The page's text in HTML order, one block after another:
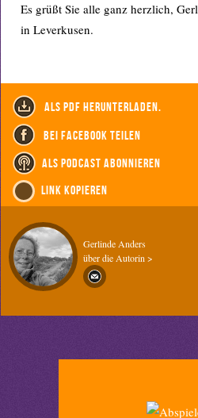
Es grüßt Sie alle ganz herzlich,
in Leverkusen.
als PDF herunterladen.
bei Facebook teilen
als Podcast abonnieren
Link kopieren
Gerlinde Anders
über die Autorin >